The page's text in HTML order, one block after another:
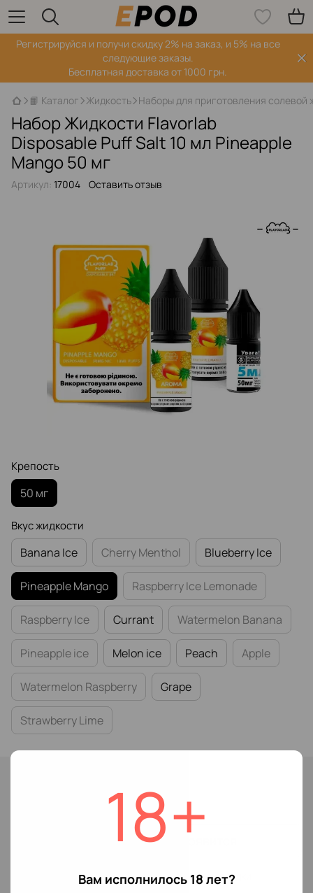
18+
Вам исполнилось 18 лет?
Регистрируйся‌ и получи скидку 2% на заказ, и 5% на все
следующие заказы.
Бесплатная доставка от 1000 грн.
📙 Каталог Жидкость Наборы для приготовления солевой
Набор Жидкости Flavorlab
Disposable Puff Salt 10 мл Pineapple
Mango 50 мг
Артикул: 17004 Оставить отзыв
Крепость
50 мг
Вкус жидкости
Banana Ice Cherry Menthol Blueberry Ice
Pineapple Mango Raspberry Ice Lemonade
Raspberry Ice Currant Watermelon Banana
Pineapple ice Melon ice Peach Apple
Watermelon Raspberry Grape
Strawberry Lime
Сообщить, когда появится
для отображения накопительной скидки